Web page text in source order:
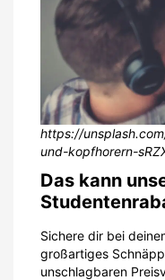
https://
und-kopfhorern-
Das kann
Sichere dir bei
großartiges
unschlagbaren